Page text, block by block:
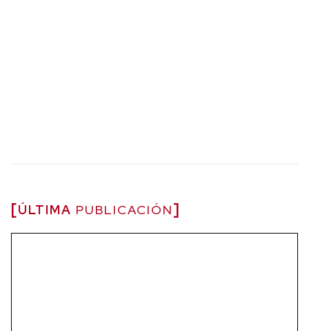
ÚLTIMA PUBLICACIÓN